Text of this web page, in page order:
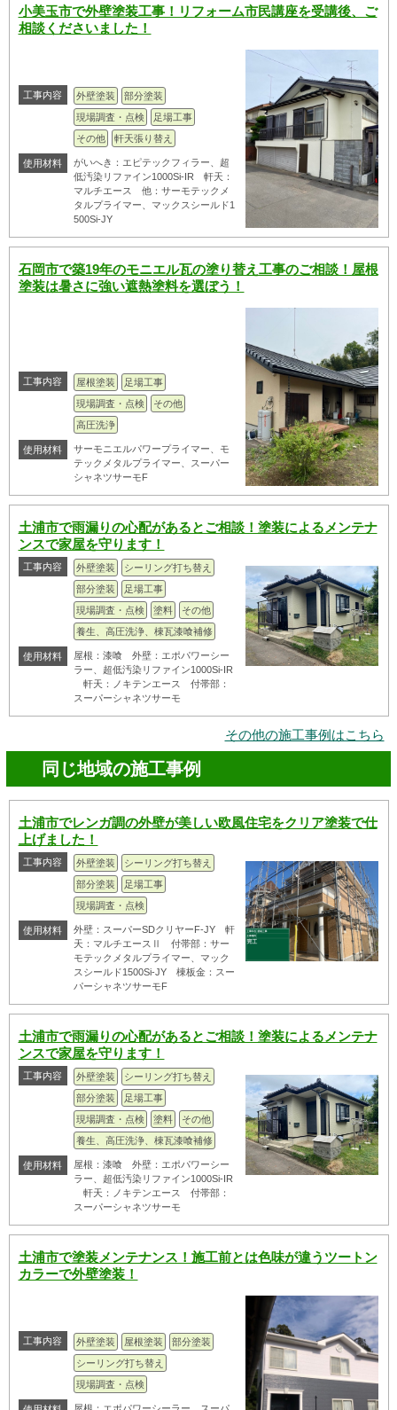
小美玉市で外壁塗装工事！リフォーム市民講座を受講後、ご
相談くださいました！
工事内容 外壁塗装
部分塗装
現場調査・点検
足場工事
その他
軒天張り替え
使用材料
がいへき：エピテックフィラー、超
低汚染リファイン1000Si-IR 軒天：
マルチエース 他：サーモテックメ
タルプライマー、マックスシールド1
500Si-JY
石岡市で築19年のモニエル瓦の塗り替え工事のご相談！屋根
塗装は暑さに強い遮熱塗料を選ぼう！
工事内容 屋根塗装
足場工事
現場調査・点検
その他
高圧洗浄
使用材料
サーモニエルパワープライマー、モ
テックメタルプライマー、スーパー
シャネツサーモF
土浦市で雨漏りの心配があるとご相談！塗装によるメンテナ
ンスで家屋を守ります！
工事内容 外壁塗装
シーリング打ち替え
部分塗装
足場工事
現場調査・点検
塗料
その他
養生、高圧洗浄、棟瓦漆喰補修
使用材料
屋根：漆喰 外壁：エポパワーシー
ラー、超低汚染リファイン1000Si-IR
軒天：ノキテンエース 付帯部：
スーパーシャネツサーモ
その他の施工事例はこちら
同じ地域の施工事例
土浦市でレンガ調の外壁が美しい欧風住宅をクリア塗装で仕
上げました！
工事内容 外壁塗装
シーリング打ち替え
部分塗装
足場工事
現場調査・点検
使用材料
外壁：スーパーSDクリヤーF-JY 軒
天：マルチエースⅡ 付帯部：サー
モテックメタルプライマー、マック
スシールド1500Si-JY 棟板金：スー
パーシャネツサーモF
土浦市で雨漏りの心配があるとご相談！塗装によるメンテナ
ンスで家屋を守ります！
工事内容 外壁塗装
シーリング打ち替え
部分塗装
足場工事
現場調査・点検
塗料
その他
養生、高圧洗浄、棟瓦漆喰補修
使用材料
屋根：漆喰 外壁：エポパワーシー
ラー、超低汚染リファイン1000Si-IR
軒天：ノキテンエース 付帯部：
スーパーシャネツサーモ
土浦市で塗装メンテナンス！施工前とは色味が違うツートン
カラーで外壁塗装！
工事内容 外壁塗装 屋根塗装
部分塗装
シーリング打ち替え
現場調査・点検